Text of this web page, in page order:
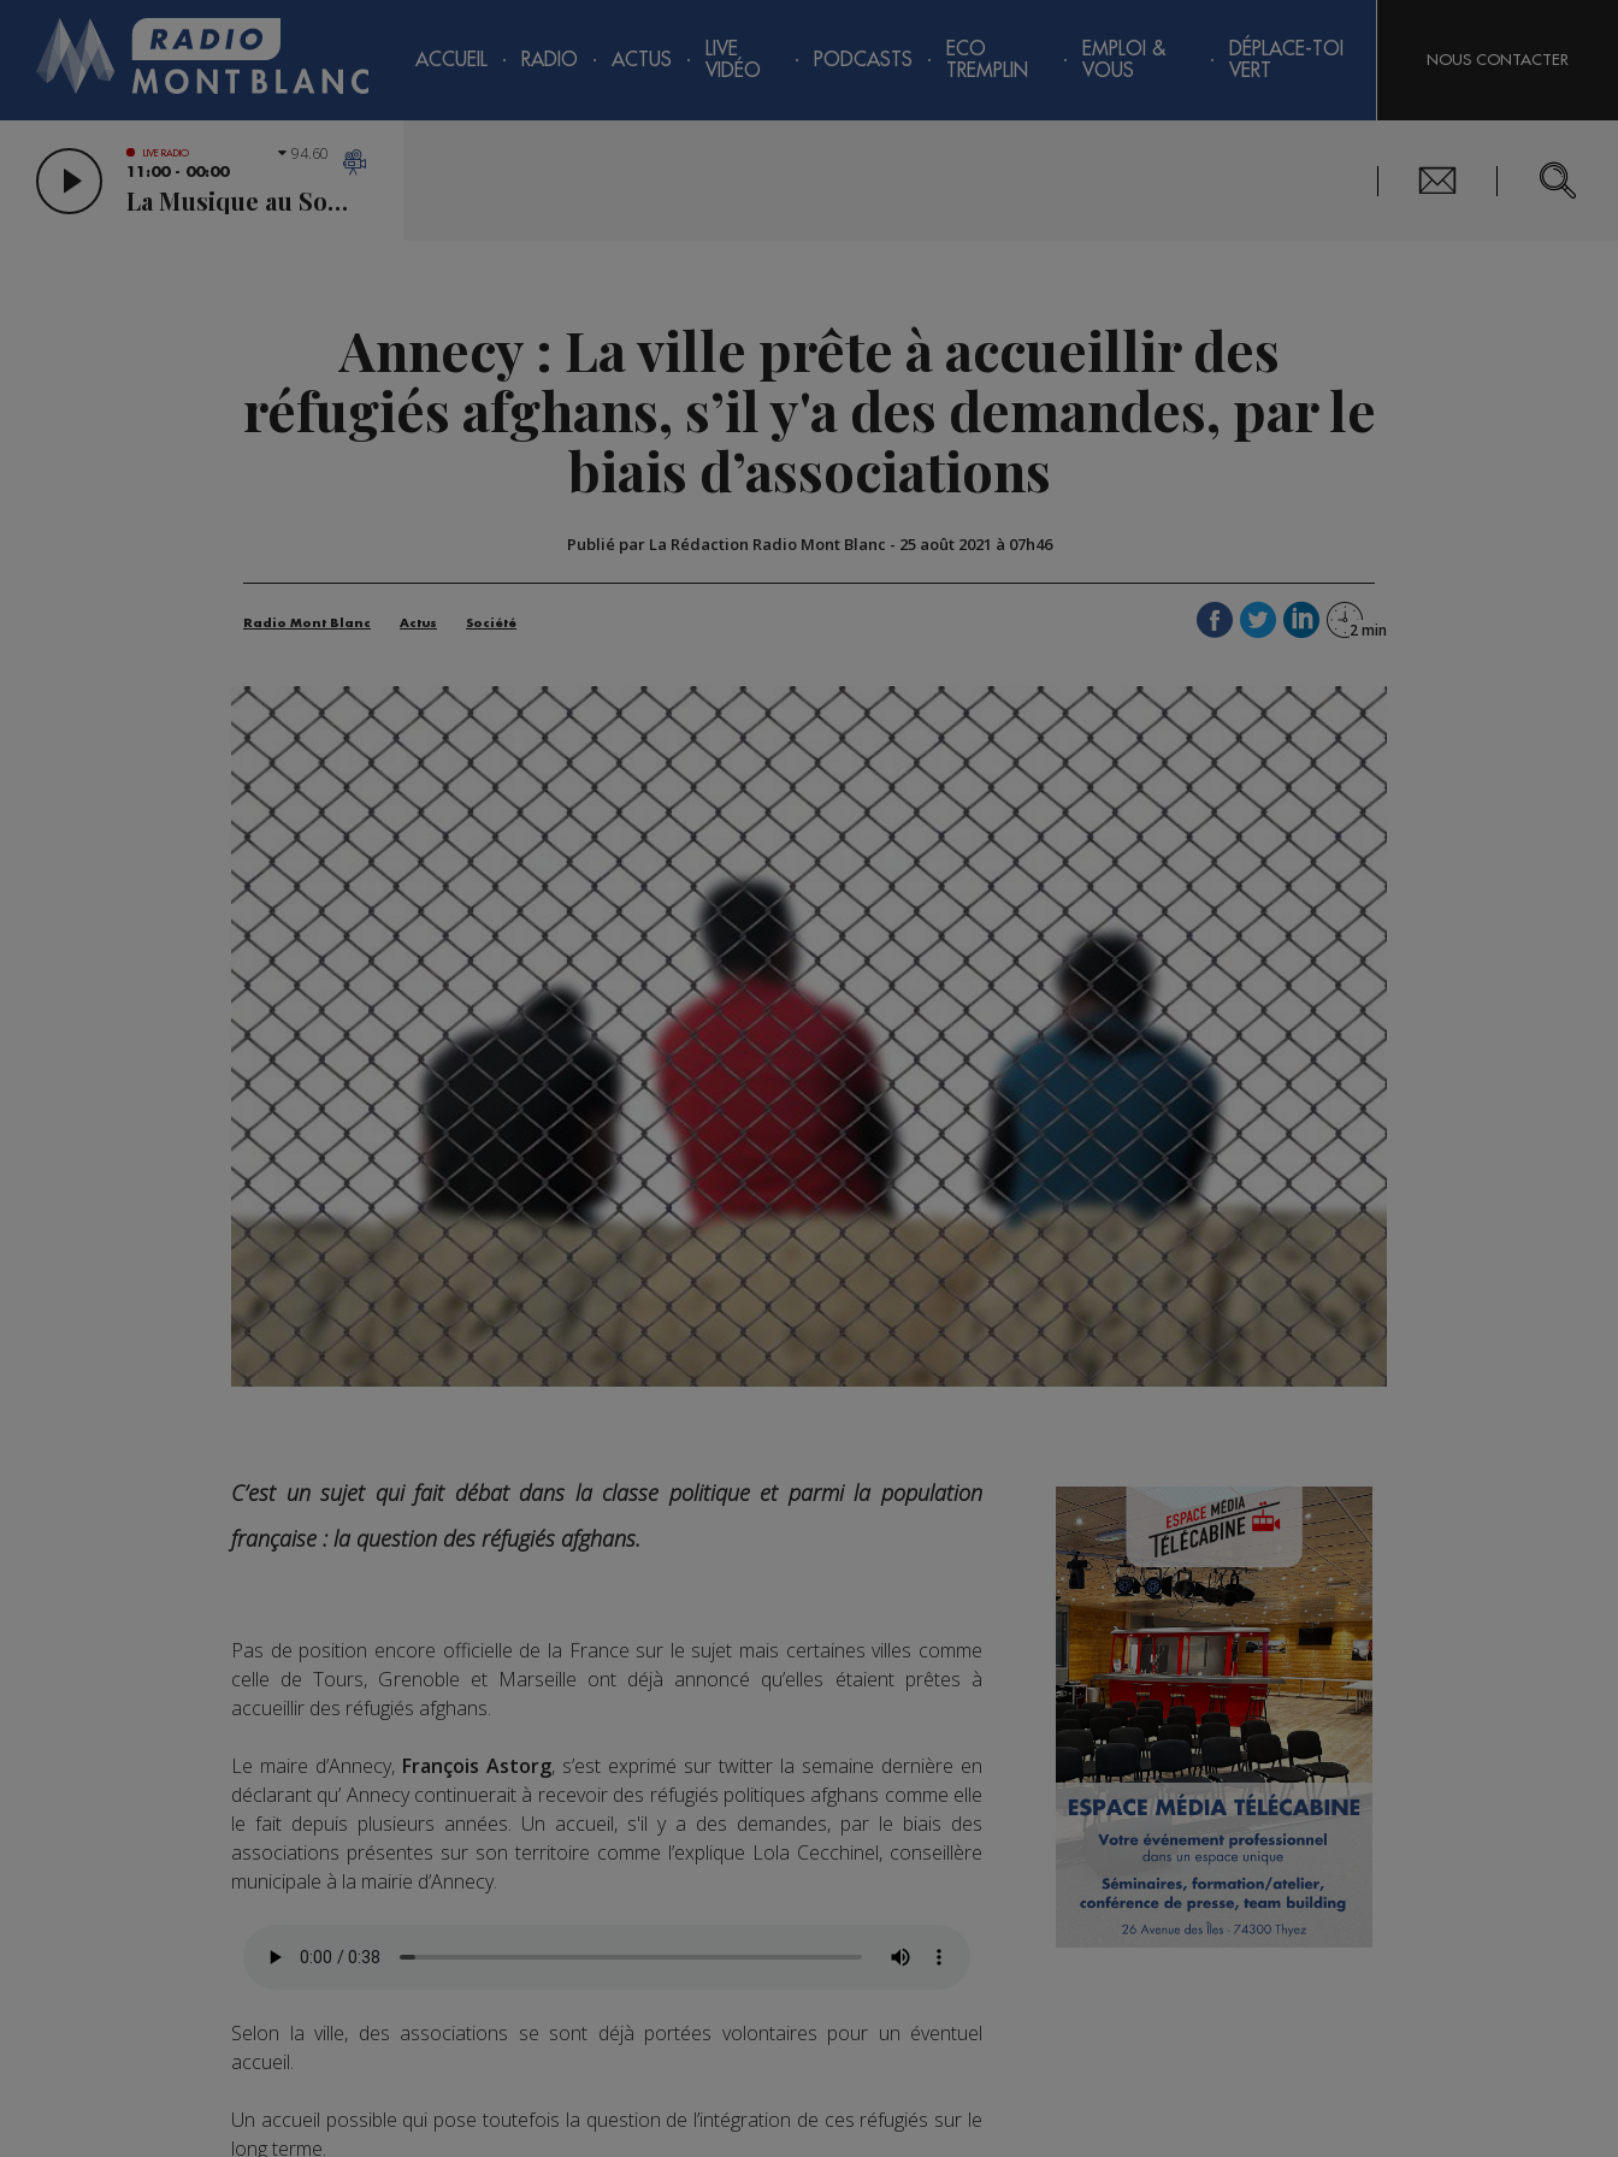
ACCUEIL RADIO ACTUS
LIVE
VIDÉO
PODCASTS
ECO
TREMPLIN
EMPLOI &
VOUS
DÉPLACE-TOI
VERT
NOUS CONTACTER
LIVE RADIO
11:00 - 00:00
La Musique au Sommet
94.60
Annecy : La ville prête à accueillir des
réfugiés afghans, s’il y'a des demandes, par le
biais d’associations
Publié par La Rédaction Radio Mont Blanc - 25 août 2021 à 07h46
Radio Mont Blanc Actus Société
C’est un sujet qui fait débat dans la classe politique et parmi la population
française : la question des réfugiés afghans.
Pas de position encore officielle de la France sur le sujet mais certaines villes comme
celle de Tours, Grenoble et Marseille ont déjà annoncé qu’elles étaient prêtes à
accueillir des réfugiés afghans.
Le maire d’Annecy, François Astorg, s’est exprimé sur twitter la semaine dernière en
déclarant qu’ Annecy continuerait à recevoir des réfugiés politiques afghans comme elle
le fait depuis plusieurs années. Un accueil, s'il y a des demandes, par le biais des
associations présentes sur son territoire comme l’explique Lola Cecchinel, conseillère
municipale à la mairie d’Annecy.
Selon la ville, des associations se sont déjà portées volontaires pour un éventuel
accueil.
Un accueil possible qui pose toutefois la question de l’intégration de ces réfugiés sur le
long terme.